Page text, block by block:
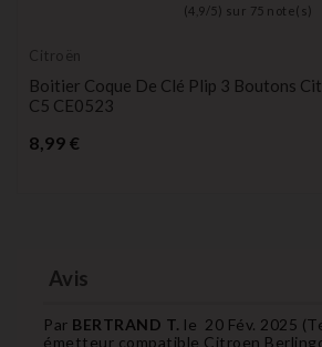
(4,9 / 5) sur 75 note(s)
Citroën
Boitier Coque De Clé Plip 3 Boutons
C5 CE0523
8,99 €
Avis
Par BERTRAND T. le 20 Fév. 2025 (
émetteur compatible Citroen